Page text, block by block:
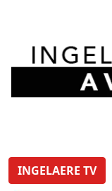
INGELAERE TV